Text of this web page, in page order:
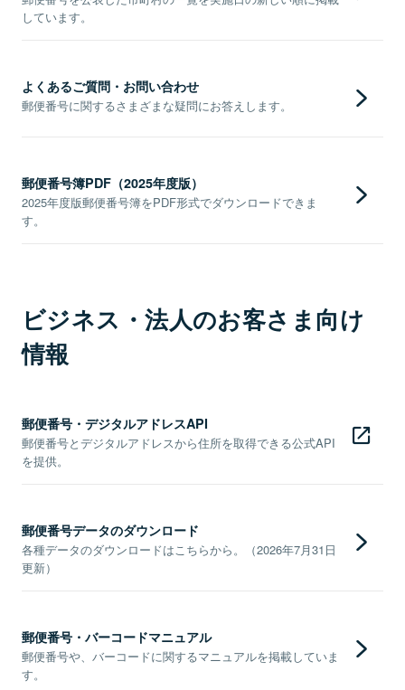
しています。
よくあるご質問・お問い合わせ
郵便番号に関するさまざまな疑問にお答えします。
郵便番号簿PDF（2025年度版）
2025年度版郵便番号簿をPDF形式でダウンロードできま
す。
ビジネス・法人のお客さま向け
情報
郵便番号・デジタルアドレスAPI
郵便番号とデジタルアドレスから住所を取得できる公式API
を提供。
郵便番号データのダウンロード
各種データのダウンロードはこちらから。（2026年7月31日
更新）
郵便番号・バーコードマニュアル
郵便番号や、バーコードに関するマニュアルを掲載していま
す。